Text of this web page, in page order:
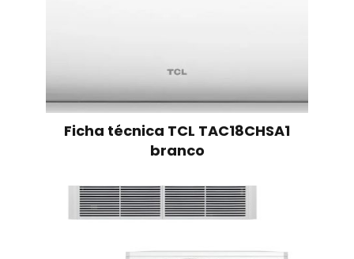
Ficha técnica TCL TAC18CHSA1
branco